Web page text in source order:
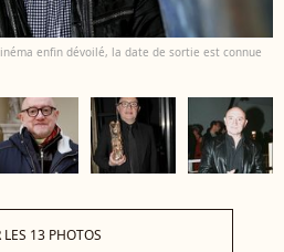
enfin dévoilé, la date de sortie est connue
LES 13 PHOTOS